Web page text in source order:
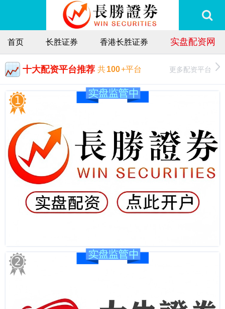
首页 长胜证券 香港长胜证券 实盘配资网
十大配资平台推荐 共100+平台 更多配资平台